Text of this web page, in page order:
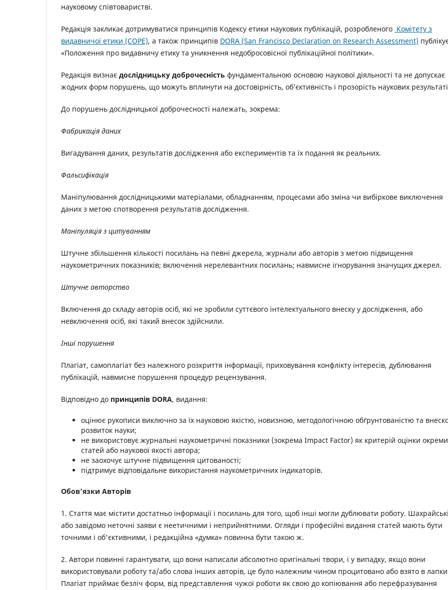
науковому співтоваристві.
Редакція закликає дотримуватися принципів Кодексу етики наукових публікацій, розробленого Комітету з
видавничої етики (COPE), а також принципів DORA (San Francisco Declaration on Research Assessment)
«Положення про видавничу етику та уникнення недобросовісної публікаційної політики».
Редакція визнає дослідницьку доброчесність фундаментальною основою наукової діяльності та не допускає
жодних форм порушень, що можуть вплинути на достовірність, об’єктивність і прозорість наукових
До порушень дослідницької доброчесності належать, зокрема:
Фабрикація даних
Вигадування даних, результатів дослідження або експериментів та їх подання як реальних.
Фальсифікація
Маніпулювання дослідницькими матеріалами, обладнанням, процесами або зміна чи вибіркове виключення
даних з метою спотворення результатів дослідження.
Маніпуляція з цитуванням
Штучне збільшення кількості посилань на певні джерела, журнали або авторів з метою підвищення
наукометричних показників; включення нерелевантних посилань; навмисне ігнорування значущих джерел.
Штучне авторство
Включення до складу авторів осіб, які не зробили суттєвого інтелектуального внеску у дослідження, або
невключення осіб, які такий внесок здійснили.
Інші порушення
Плагіат, самоплагіат без належного розкриття інформації, приховування конфлікту інтересів, дублювання
публікацій, навмисне порушення процедур рецензування.
Відповідно до принципів DORA, видання:
оцінює рукописи виключно за їх науковою якістю, новизною, методологічною обґрунтованістю та
розвиток науки;
не використовує журнальні наукометричні показники (зокрема Impact Factor) як критерій оцінки
статей або наукової якості автора;
не заохочує штучне підвищення цитованості;
підтримує відповідальне використання наукометричних індикаторів.
Обов’язки Авторів
1. Стаття має містити достатньо інформації і посилань для того, щоб інші могли дублювати роботу. Шахрайські
або завідомо неточні заяви є неетичними і неприйнятними. Огляди і професійні видання статей мають бути
точними і об'єктивними, і редакційна «думка» повинна бути такою ж.
2. Автори повинні гарантувати, що вони написали абсолютно оригінальні твори, і у випадку, якщо вони
використовували роботу та/або слова інших авторів, це було належним чином процитовано або взято в
Плагіат приймає безліч форм, від представлення чужої роботи як свою до копіювання або перефразування